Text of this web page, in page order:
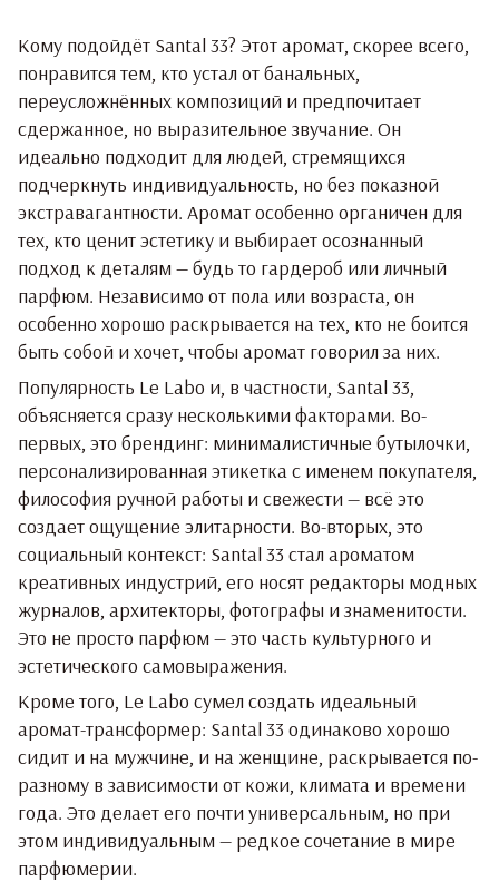
Кому подойдёт Santal 33? Этот аромат, скорее всего,
понравится тем, кто устал от банальных,
переусложнённых композиций и предпочитает
сдержанное, но выразительное звучание. Он
идеально подходит для людей, стремящихся
подчеркнуть индивидуальность, но без показной
экстравагантности. Аромат особенно органичен для
тех, кто ценит эстетику и выбирает осознанный
подход к деталям — будь то гардероб или личный
парфюм. Независимо от пола или возраста, он
особенно хорошо раскрывается на тех, кто не боится
быть собой и хочет, чтобы аромат говорил за них.
Популярность Le Labo и, в частности, Santal 33,
объясняется сразу несколькими факторами. Во-
первых, это брендинг: минималистичные бутылочки,
персонализированная этикетка с именем покупателя,
философия ручной работы и свежести — всё это
создает ощущение элитарности. Во-вторых, это
социальный контекст: Santal 33 стал ароматом
креативных индустрий, его носят редакторы модных
журналов, архитекторы, фотографы и знаменитости.
Это не просто парфюм — это часть культурного и
эстетического самовыражения.
Кроме того, Le Labo сумел создать идеальный
аромат-трансформер: Santal 33 одинаково хорошо
сидит и на мужчине, и на женщине, раскрывается по-
разному в зависимости от кожи, климата и времени
года. Это делает его почти универсальным, но при
этом индивидуальным — редкое сочетание в мире
парфюмерии.